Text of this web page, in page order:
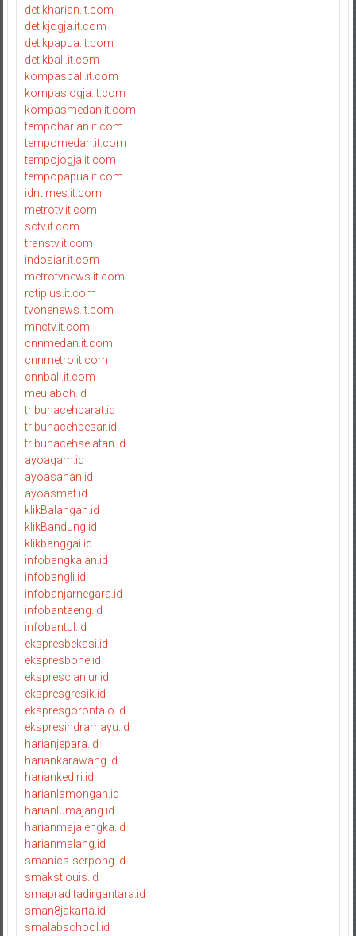
detikharian.it.com
detikjogja.it.com
detikpapua.it.com
detikbali.it.com
kompasbali.it.com
kompasjogja.it.com
kompasmedan.it.com
tempoharian.it.com
tempomedan.it.com
tempojogja.it.com
tempopapua.it.com
idntimes.it.com
metrotv.it.com
sctv.it.com
transtv.it.com
indosiar.it.com
metrotvnews.it.com
rctiplus.it.com
tvonenews.it.com
mnctv.it.com
cnnmedan.it.com
cnnmetro.it.com
cnnbali.it.com
meulaboh.id
tribunacehbarat.id
tribunacehbesar.id
tribunacehselatan.id
ayoagam.id
ayoasahan.id
ayoasmat.id
klikBalangan.id
klikBandung.id
klikbanggai.id
infobangkalan.id
infobangli.id
infobanjarnegara.id
infobantaeng.id
infobantul.id
ekspresbekasi.id
ekspresbone.id
eksprescianjur.id
ekspresgresik.id
ekspresgorontalo.id
ekspresindramayu.id
harianjepara.id
hariankarawang.id
hariankediri.id
harianlamongan.id
harianlumajang.id
harianmajalengka.id
harianmalang.id
smanics-serpong.id
smakstlouis.id
smapraditadirgantara.id
sman8jakarta.id
smalabschool.id